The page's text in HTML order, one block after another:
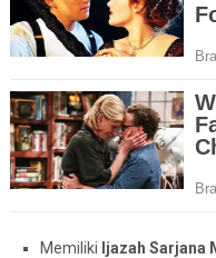
Memiliki Ijazah Sarjana